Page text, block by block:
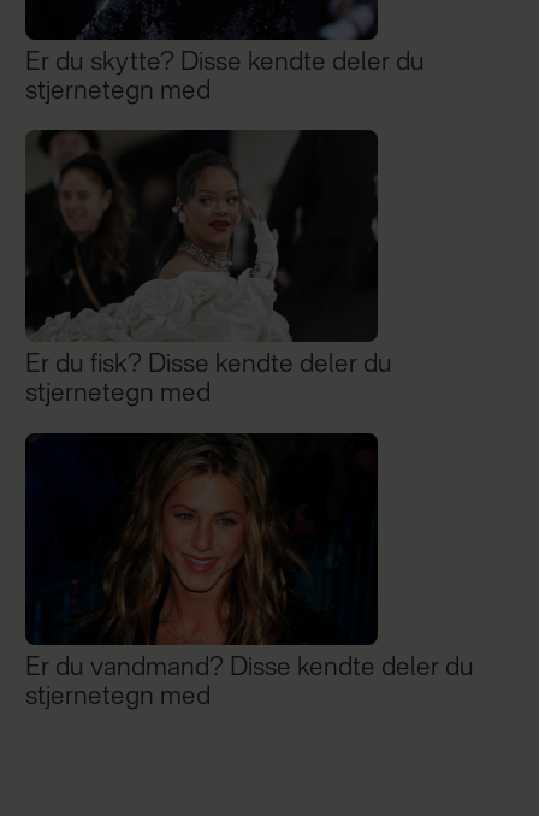
Er du skytte? Disse kendte deler du
stjernetegn med
Er du fisk? Disse kendte deler du
stjernetegn med
Er du vandmand? Disse kendte deler du
stjernetegn med